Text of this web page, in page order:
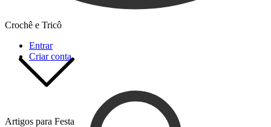
Crochê e Tricô
Artigos para Festa
Entrar
Criar conta